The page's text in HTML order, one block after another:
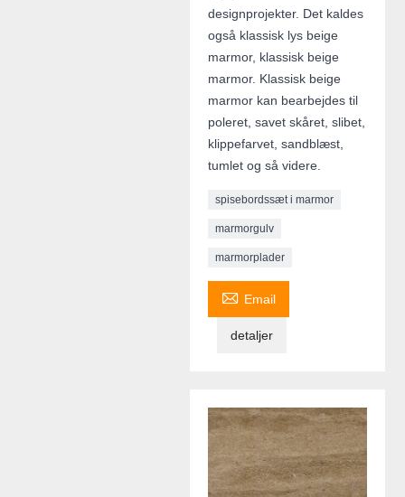
designprojekter. Det kaldes
også klassisk lys beige
marmor, klassisk beige
marmor. Klassisk beige
marmor kan bearbejdes til
poleret, savet skåret, slibet,
klippefarvet, sandblæst,
tumlet og så videre.
spisebordssæt i marmor
marmorgulv
marmorplader
 Email
detaljer